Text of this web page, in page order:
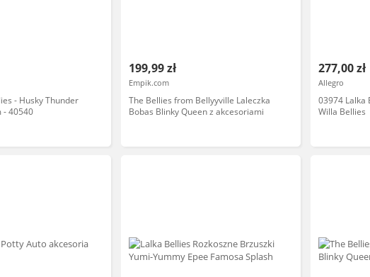
- Husky Thunder
- 40540
199,99 zł
Empik.com
The Bellies from Bellyyville Laleczka
Bobas Blinky Queen z akcesoriami
277,00 zł
Allegro
03974 Lalka
Willa Bellies